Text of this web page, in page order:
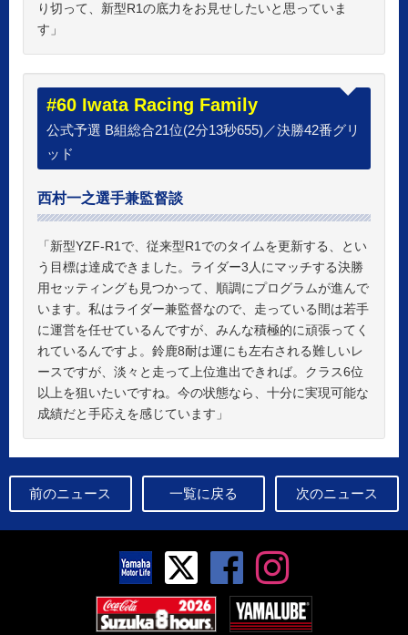
り切って、新型R1の底力をお見せしたいと思っていま
す」
#60 Iwata Racing Family
公式予選 B組総合21位(2分13秒655)／決勝42番グリ
ッド
西村一之選手兼監督談
「新型YZF-R1で、従来型R1でのタイムを更新する、とい
う目標は達成できました。ライダー3人にマッチする決勝
用セッティングも見つかって、順調にプログラムが進んで
います。私はライダー兼監督なので、走っている間は若手
に運営を任せているんですが、みんな積極的に頑張ってく
れているんですよ。鈴鹿8耐は運にも左右される難しいレ
ースですが、淡々と走って上位進出できれば。クラス6位
以上を狙いたいですね。今の状態なら、十分に実現可能な
成績だと手応えを感じています」
前のニュース 一覧に戻る 次のニュース